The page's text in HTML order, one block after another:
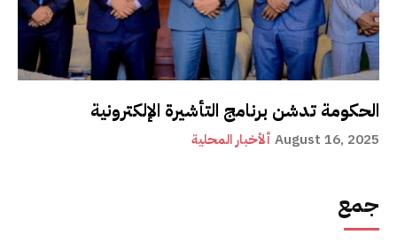
الحكومة تدشن برنامج التأشيرة الإلكترونية
ألأخبار المحلية August 16, 2025
جمع